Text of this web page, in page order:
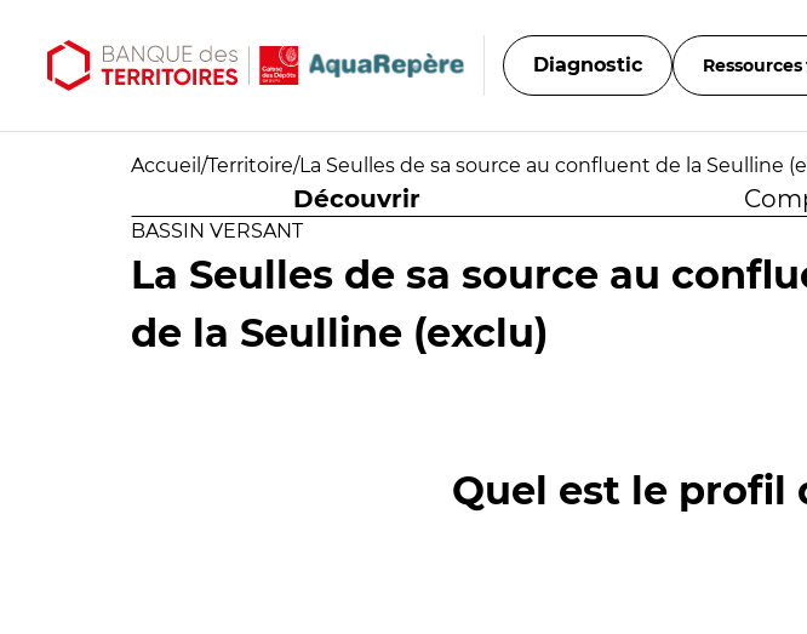
Diagnostic Ressources
Accueil /Territoire/La Seulles de sa source au confluent de la Seulline
Découvrir
BASSIN VERSANT
La Seulles de sa source au
de la Seulline (exclu)
Quel est le profil